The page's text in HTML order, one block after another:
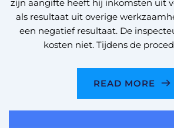
zijn aangifte heeft hij inkomsten uit
als resultaat uit overige
een negatief resultaat. De
kosten niet. Tijdens de
READ MORE